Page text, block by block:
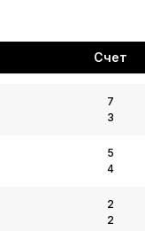
Счет
7
3
5
4
2
2